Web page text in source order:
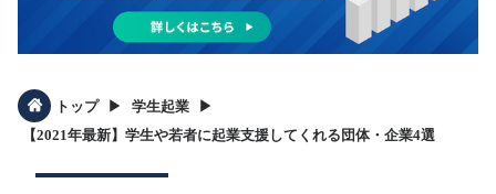
トップ ▶︎ 学生起業 ▶︎
【2021年最新】学生や若者に起業支援してくれる団体・企業4選